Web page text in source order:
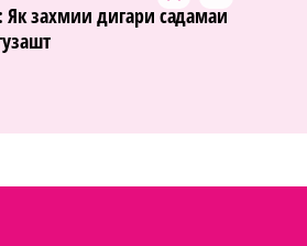
Як захмии дигари садамаи